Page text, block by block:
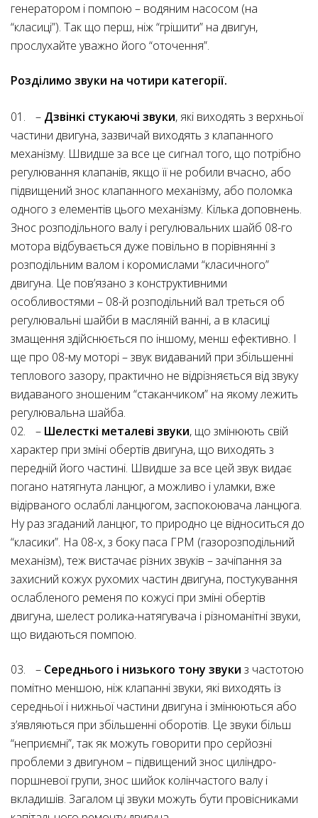
генератором і помпою – водяним насосом (на
“класиці”). Так що перш, ніж “грішити” на двигун,
прослухайте уважно його “оточення”.
Розділимо звуки на чотири категорії.
– Дзвінкі стукаючі звуки, які виходять з верхньої
частини двигуна, зазвичай виходять з клапанного
механізму. Швидше за все це сигнал того, що потрібно
регулювання клапанів, якщо її не робили вчасно, або
підвищений знос клапанного механізму, або поломка
одного з елементів цього механізму. Кілька доповнень.
Знос розподільного валу і регулювальних шайб 08-го
мотора відбувається дуже повільно в порівнянні з
розподільним валом і коромислами “класичного”
двигуна. Це пов’язано з конструктивними
особливостями – 08-й розподільний вал треться об
регулювальні шайби в масляній ванні, а в класиці
змащення здійснюється по іншому, менш ефективно. І
ще про 08-му моторі – звук видаваний при збільшенні
теплового зазору, практично не відрізняється від звуку
видаваного зношеним “стаканчиком” на якому лежить
регулювальна шайба.
– Шелесткі металеві звуки, що змінюють свій
характер при зміні обертів двигуна, що виходять з
передній його частині. Швидше за все цей звук видає
погано натягнута ланцюг, а можливо і уламки, вже
відірваного ослаблі ланцюгом, заспокоювача ланцюга.
Ну раз згаданий ланцюг, то природно це відноситься до
“класики”. На 08-х, з боку паса ГРМ (газорозподільний
механізм), теж вистачає різних звуків – зачіпання за
захисний кожух рухомих частин двигуна, постукування
ослабленого ременя по кожусі при зміні обертів
двигуна, шелест ролика-натягувача і різноманітні звуки,
що видаються помпою.
– Середнього і низького тону звуки з частотою
помітно меншою, ніж клапанні звуки, які виходять із
середньої і нижньої частини двигуна і змінюються або
з’являються при збільшенні оборотів. Це звуки більш
“неприємні”, так як можуть говорити про серйозні
проблеми з двигуном – підвищений знос циліндро-
поршневої групи, знос шийок колінчастого валу і
вкладишів. Загалом ці звуки можуть бути провісниками